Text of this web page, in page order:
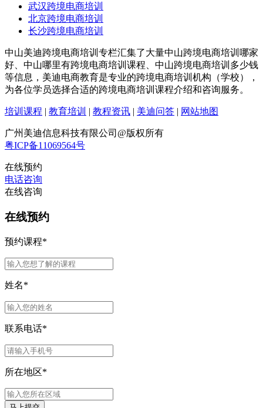
武汉跨境电商培训
北京跨境电商培训
长沙跨境电商培训
中山美迪跨境电商培训专栏汇集了大量中山跨境电商培训哪家
好、中山哪里有跨境电商培训课程、中山跨境电商培训多少钱
等信息，美迪电商教育是专业的跨境电商培训机构（学校），
为各位学员选择合适的跨境电商培训课程介绍和咨询服务。
培训课程 | 教育培训 | 教程资讯 | 美迪问答 | 网站地图
广州美迪信息科技有限公司@版权所有
粤ICP备11069564号
在线预约
电话咨询
在线咨询
在线预约
预约课程*
姓名*
联系电话*
所在地区*